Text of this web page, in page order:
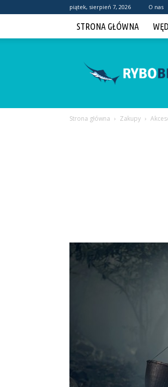
piątek, sierpień 7, 2026 O nas
STRONA GŁÓWNA
Strona główna Zakupy